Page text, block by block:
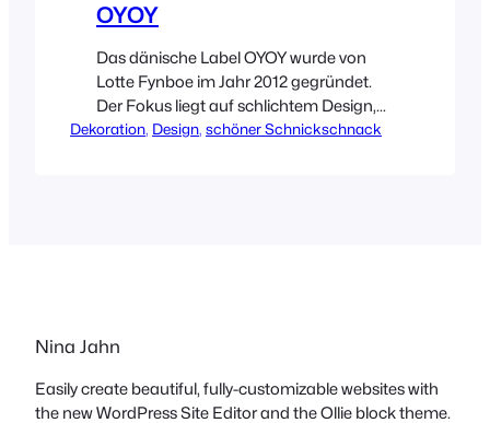
OYOY
Das dänische Label OYOY wurde von
Lotte Fynboe im Jahr 2012 gegründet.
Der Fokus liegt auf schlichtem Design,
Funktion, Farben und edlen Materialien.
Dekoration, Design, schöner Schnickschnack
Nina Jahn
Easily create beautiful, fully-customizable websites with
the new WordPress Site Editor and the Ollie block theme.